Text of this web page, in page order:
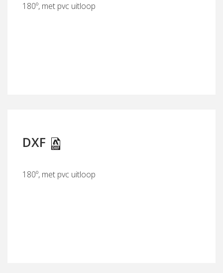
180º, met pvc uitloop
DXF
180º, met pvc uitloop